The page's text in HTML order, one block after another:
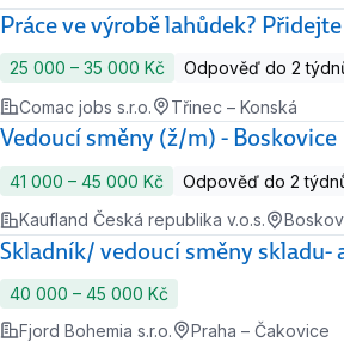
Práce ve výrobě lahůdek?
25 000 ‍–‍ 35 000 Kč Odpověď do 2
Comac jobs s.r.o.
Třinec – Konská
Vedoucí směny (ž/m) - Boskovice
41 000 ‍–‍ 45 000 Kč
Odpověď do 2
Kaufland Česká republika v.o.s.
Skladník/ vedoucí směny
40 000 ‍–‍ 45 000 Kč
Fjord Bohemia s.r.o.
Praha – Čakovice